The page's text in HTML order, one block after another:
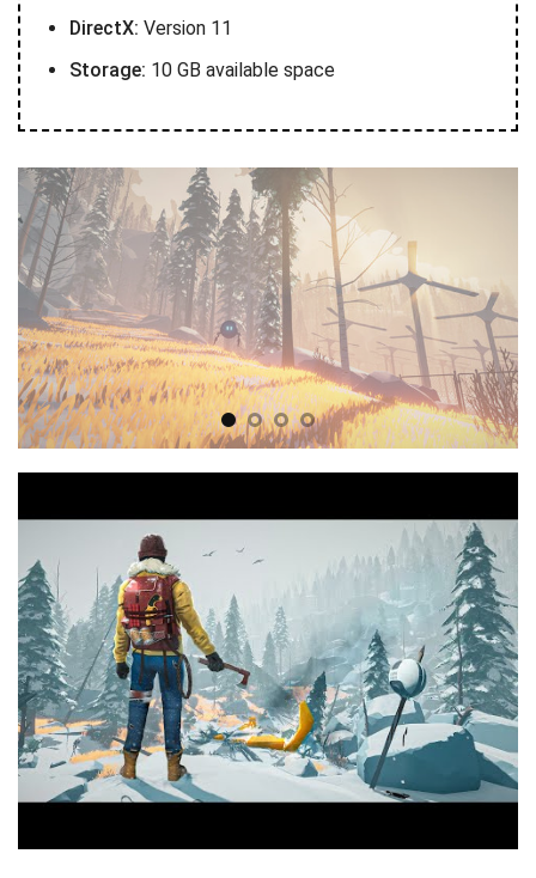
DirectX: Version 11
Storage: 10 GB available space